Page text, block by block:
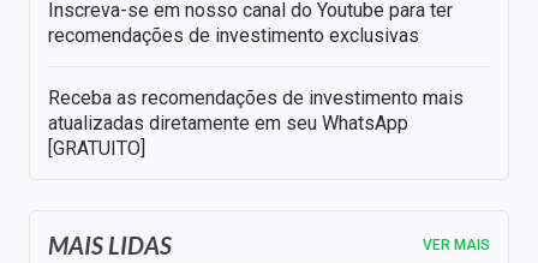
Inscreva-se em nosso canal do Youtube para ter
recomendações de investimento exclusivas
Receba as recomendações de investimento mais
atualizadas diretamente em seu WhatsApp
[GRATUITO]
MAIS LIDAS VER MAIS